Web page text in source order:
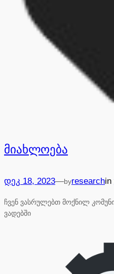
მიახლოება
დეკ 18, 2023—byresearchin
ჩვენ ვასრულებთ მოქნილ
ვადებში